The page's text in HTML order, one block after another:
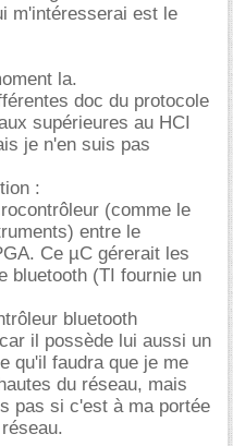
m'intéresserai est le
la.
doc du protocole
supérieures au HCI
je n'en suis pas
:
(comme le
entre le
Ce µC gérerait les
bluetooth (TI fournie un
bluetooth
il possède lui aussi un
qu'il faudra que je me
du réseau, mais
pas si c'est à ma portée